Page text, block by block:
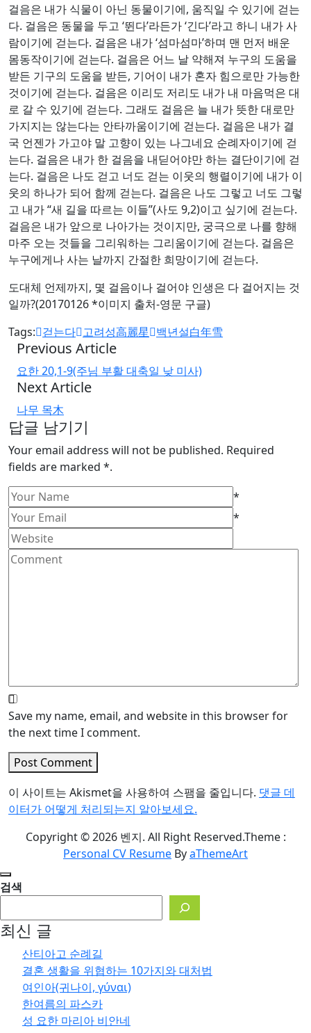
걸음은 내가 식물이 아닌 동물이기에, 움직일 수 있기에 걷는
다. 걸음은 동물을 두고 ‘뛴다’라든가 ‘긴다’라고 하니 내가 사
람이기에 걷는다. 걸음은 내가 ‘섬마섬마’하며 맨 먼저 배운
몸동작이기에 걷는다. 걸음은 어느 날 약해져 누구의 도움을
받든 기구의 도움을 받든, 기어이 내가 혼자 힘으로만 가능한
것이기에 걷는다. 걸음은 이리도 저리도 내가 내 마음먹은 대
로 갈 수 있기에 걷는다. 그래도 걸음은 늘 내가 뜻한 대로만
가지지는 않는다는 안타까움이기에 걷는다. 걸음은 내가 결
국 언젠가 가고야 말 고향이 있는 나그네요 순례자이기에 걷
는다. 걸음은 내가 한 걸음을 내딛어야만 하는 결단이기에 걷
는다. 걸음은 나도 걷고 너도 걷는 이웃의 행렬이기에 내가 이
웃의 하나가 되어 함께 걷는다. 걸음은 나도 그렇고 너도 그렇
고 내가 “새 길을 따르는 이들”(사도 9,2)이고 싶기에 걷는다.
걸음은 내가 앞으로 나아가는 것이지만, 궁극으로 나를 향해
마주 오는 것들을 그리워하는 그리움이기에 걷는다. 걸음은
누구에게나 사는 날까지 간절한 희망이기에 걷는다.
도대체 언제까지, 몇 걸음이나 걸어야 인생은 다 걸어지는 것
일까?(20170126 *이미지 출처-영문 구글)
Tags: 걷는다 고려성高麗星 백년설白年雪
Previous Article
요한 20,1-9(주님 부활 대축일 낮 미사)
Next Article
나무 목木
답글 남기기
Your email address will not be published. Required
fields are marked *.
*
*
Save my name, email, and website in this browser for
the next time I comment.
Post Comment
이 사이트는 Akismet을 사용하여 스팸을 줄입니다. 댓글 데
이터가 어떻게 처리되는지 알아보세요.
Copyright © 2026 벤지. All Right Reserved.Theme :
Personal CV Resume ByaThemeArt
검색
최신 글
산티아고 순례길
결혼 생활을 위협하는 10가지와 대처법
여인아(귀나이, γύναι)
한여름의 파스카
성 요한 마리아 비안네